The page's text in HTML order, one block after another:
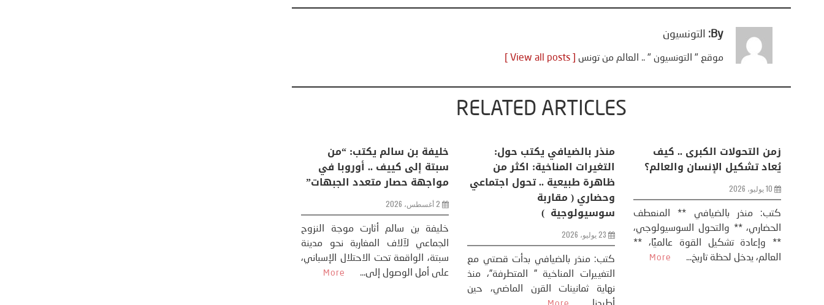
By: التونسيون
موقع " التونسيون " .. العالم من تونس [ View all posts ]
RELATED ARTICLES
منذر بالضيافي يكتب حول:
التغيرات المناخية: اكثر من
ظاهرة طبيعية .. تحول اجتماعي
وحضاري ( مقاربة
سوسيولوجية )
23 يوليو، 2026
كتب: منذر بالضيافي بدأت قصتي مع
التغييرات المناخية ” المتطرفة”، منذ
زمن التحولات الكبرى .. كيف
يُعاد تشكيل الإنسان والعالم؟
10 يوليو، 2026
كتب: منذر بالضيافي ** المنعطف
** وإعادة تشكيل القوة عالميًا، **
العالم، يدخل لحظة تاريخ...
More
تحليل اخباري/ أمريكا وايران:
عودة الحرب .. و “هرمز” مربط
الفرس
8 يوليو، 2026
تحليل – منذر بالضيافي عاد الرئيس
الأمريكي دونالد ترامب إلى قصف
ايران، وذلك ردا على ما اعتبره الرئيس